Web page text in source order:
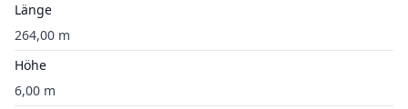
Länge
264,00 m
Höhe
6,00 m